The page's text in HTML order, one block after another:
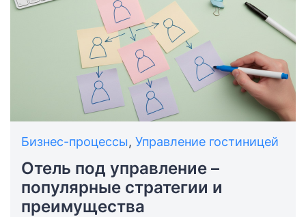
Бизнес-процессы, Управление гостиницей
Отель под управление –
популярные стратегии и
преимущества